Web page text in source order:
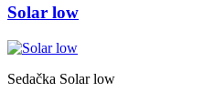
Solar low
Sedačka Solar low